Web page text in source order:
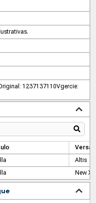
1237137110Vgercie:
Versão
Altis
New XEI